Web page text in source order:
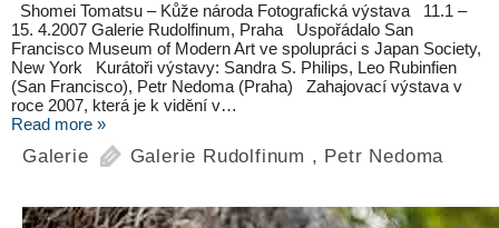
Shomei Tomatsu – Kůže národa Fotografická výstava 11.1 –
15. 4.2007 Galerie Rudolfinum, Praha Uspořádalo San
Francisco Museum of Modern Art ve spolupráci s Japan Society,
New York Kurátoři výstavy: Sandra S. Philips, Leo Rubinfien
(San Francisco), Petr Nedoma (Praha) Zahajovací výstava v
roce 2007, která je k vidění v…
Read more »
Galerie Galerie Rudolfinum , Petr Nedoma